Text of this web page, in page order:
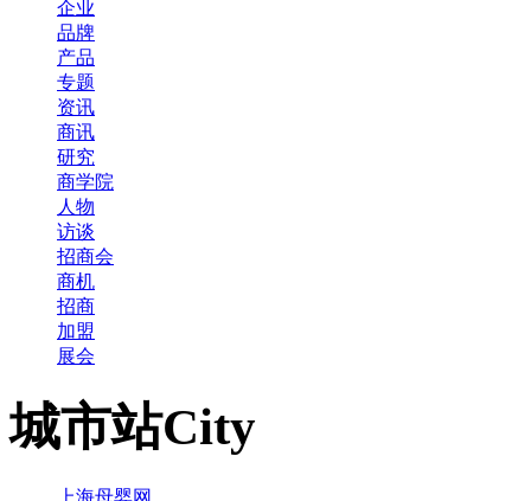
企业
品牌
产品
专题
资讯
商讯
研究
商学院
人物
访谈
招商会
商机
招商
加盟
展会
城市站City